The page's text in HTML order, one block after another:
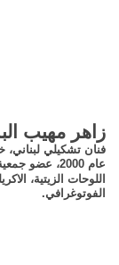
زاهر مهيب
فنان تشكيلي لبناني،
عام 2000،
اللوحات الزيتية،
الفوتوغرافي.